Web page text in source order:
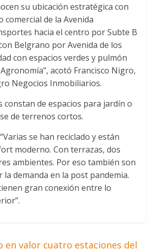
su ubicación estratégica con
comercial de la Avenida
hacia el centro por Subte B
Belgrano por Avenida de los
con espacios verdes y pulmón
acotó Francisco Nigro,
Negocios Inmobiliarios.
constan de espacios para jardín o
de terrenos cortos.
se han reciclado y están
moderno. Con terrazas, dos
ambientes. Por eso también son
demanda en la post pandemia.
gran conexión entre lo
en valor cuatro estaciones del